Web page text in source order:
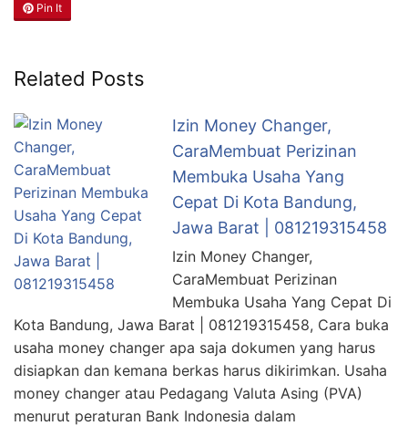
Pin It
Related Posts
Izin Money Changer,
CaraMembuat Perizinan
Membuka Usaha Yang
Cepat Di Kota Bandung,
Jawa Barat | 081219315458
Izin Money Changer,
CaraMembuat Perizinan
Membuka Usaha Yang Cepat Di
Kota Bandung, Jawa Barat | 081219315458, Cara buka
usaha money changer apa saja dokumen yang harus
disiapkan dan kemana berkas harus dikirimkan. Usaha
money changer atau Pedagang Valuta Asing (PVA)
menurut peraturan Bank Indonesia dalam